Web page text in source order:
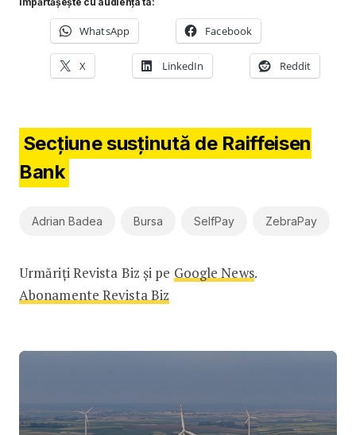
WhatsApp Facebook
X LinkedIn Reddit
Secțiune susținută de Raiffeisen
Bank
Adrian Badea Bursa SelfPay ZebraPay
Urmăriți Revista Biz și pe Google News.
Abonamente Revista Biz